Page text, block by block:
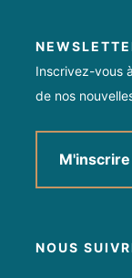
Inscrivez-vous
de nos
M'inscrire
NOUS